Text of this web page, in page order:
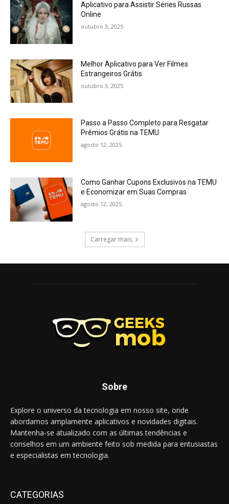
Aplicativo para Assistir Séries Russas
Online
outubro 3, 2025
Melhor Aplicativo para Ver Filmes
Estrangeiros Grátis
outubro 3, 2025
Passo a Passo Completo para Resgatar
Prêmios Grátis na TEMU
agosto 12, 2025
Como Ganhar Cupons Exclusivos na TEMU
e Economizar em Suas Compras
agosto 12, 2025
Carregar mais
Sobre
Explore o universo da tecnologia em nosso site, onde
abordamos amplamente aplicativos e novidades digitais.
Mantenha-se atualizado com as últimas tendências e
conselhos em um ambiente feito sob medida para entusiastas
e especialistas em tecnologia.
CATEGORIAS